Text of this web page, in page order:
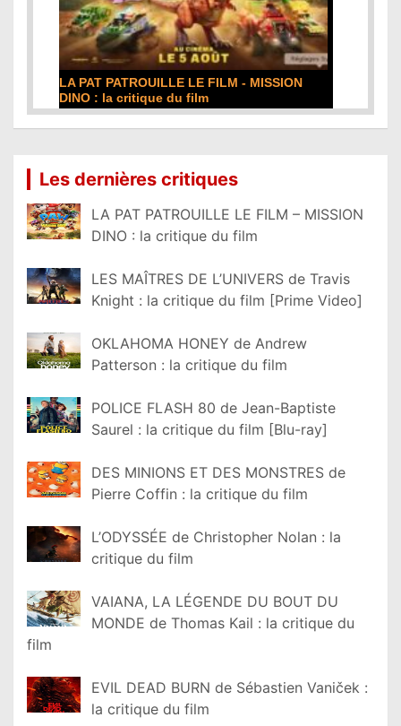
LA PAT PATROUILLE LE FILM - MISSION
DINO : la critique du film
Les dernières critiques
LA PAT PATROUILLE LE FILM – MISSION
DINO : la critique du film
LES MAÎTRES DE L’UNIVERS de Travis
Knight : la critique du film [Prime Video]
OKLAHOMA HONEY de Andrew
Patterson : la critique du film
POLICE FLASH 80 de Jean-Baptiste
Saurel : la critique du film [Blu-ray]
DES MINIONS ET DES MONSTRES de
Pierre Coffin : la critique du film
L’ODYSSÉE de Christopher Nolan : la
critique du film
VAIANA, LA LÉGENDE DU BOUT DU
MONDE de Thomas Kail : la critique du
film
EVIL DEAD BURN de Sébastien Vaniček :
la critique du film